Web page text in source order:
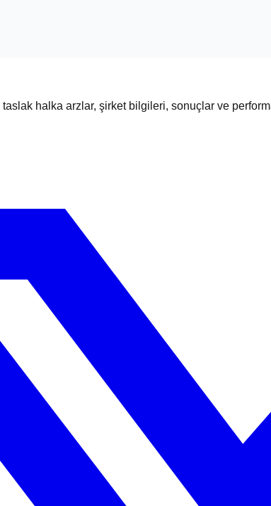
halka arzlar, şirket bilgileri, sonuçlar ve